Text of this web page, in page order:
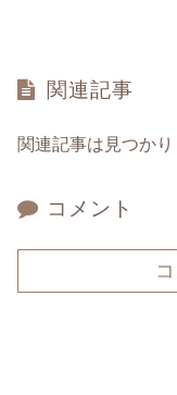
関連記事
関連記事は見つかり
コメント